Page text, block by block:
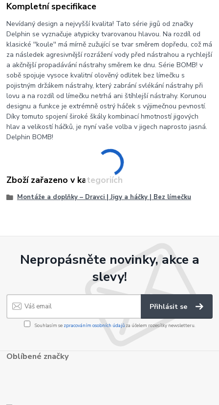
Kompletní specifikace
Nevídaný design a nejvyšší kvalita! Tato série jigů od značky
Delphin se vyznačuje atypicky tvarovanou hlavou. Na rozdíl od
klasické ''koule'' má mírně zužující se tvar směrem dopředu, což má
za následek agresivnější rozrážení vody před nástrahou a rychlejší
a akčnější propadávání nástrahy směrem ke dnu. Série BOMB! v
sobě spojuje vysoce kvalitní olověný odlitek bez límečku s
pojistným držákem nástrahy, který zabrání svlékání nástrahy při
lovu a na rozdíl od límečku netrhá ani štíhlejší nástrahy. Korunou
designu a funkce je extrémně ostrý háček s výjimečnou pevností.
Díky tomuto spojení široké škály kombinací hmotností jigových
hlav a velikostí háčků, je nyní vaše volba v jigech naprosto jasná.
Delphin BOMB!
Zboží zařazeno v kategoriích
Montáže a doplňky – Dravci | Jigy a háčky | Bez límečku
Nepropásněte novinky, akce a
slevy!
Přihlásit se
Souhlasím se zpracováním osobních údajůza účelem rozesílky newsletteru.
Oblíbené značky